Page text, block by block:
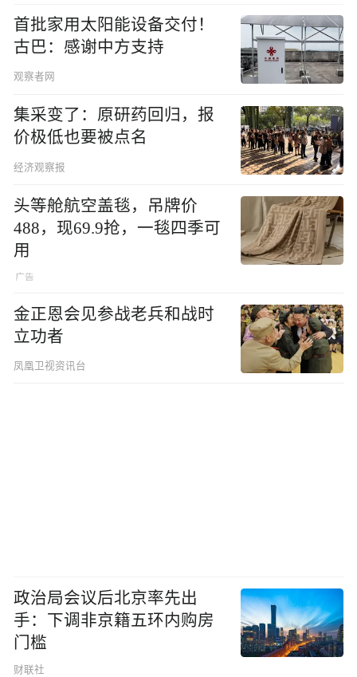
首批家用太阳能设备交付！
古巴：感谢中方支持
观察者网
集采变了：原研药回归，报
价极低也要被点名
经济观察报
头等舱航空盖毯，吊牌价
488，现69.9抢，一毯四季可
用
金正恩会见参战老兵和战时
立功者
凤凰卫视资讯台
政治局会议后北京率先出
手：下调非京籍五环内购房
门槛
财联社